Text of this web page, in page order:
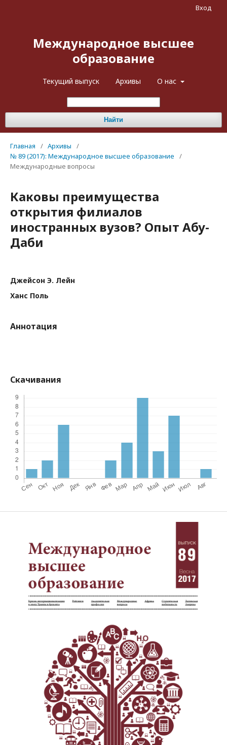
Международное высшее
образование
Текущий выпуск Архивы О нас
Найти
Вход
Главная / Архивы
/
№ 89 (2017): Международное высшее образование
/
Международные вопросы
Каковы преимущества
открытия филиалов
иностранных вузов? Опыт Абу-
Даби
Джейсон Э. Лейн
Ханс Поль
Аннотация
Скачивания